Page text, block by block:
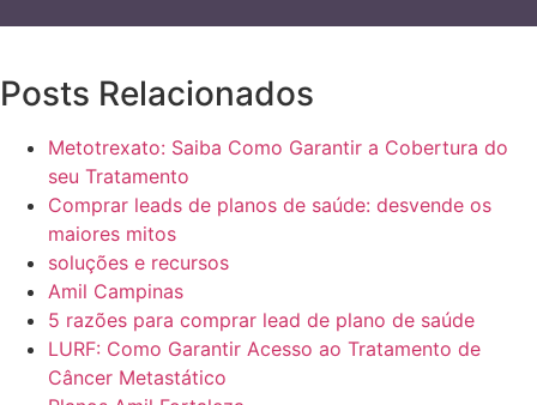
Posts Relacionados
Metotrexato: Saiba Como Garantir a Cobertura do
seu Tratamento
Comprar leads de planos de saúde: desvende os
maiores mitos
soluções e recursos
Amil Campinas
5 razões para comprar lead de plano de saúde
LURF: Como Garantir Acesso ao Tratamento de
Câncer Metastático